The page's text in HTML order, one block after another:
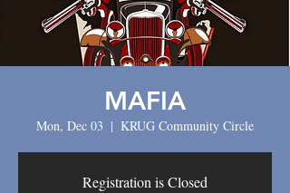
MAFIA
Mon, Dec 03
  |
KRUG Community Circle
Registration is Closed